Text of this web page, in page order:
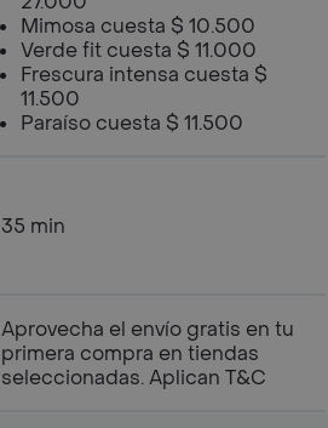
Mimosa cuesta $ 10.500
Verde fit cuesta $ 11.000
Frescura intensa cuesta $
11.500
Paraíso cuesta $ 11.500
35 min
Aprovecha el envío gratis en tu
primera compra en tiendas
seleccionadas. Aplican T&C